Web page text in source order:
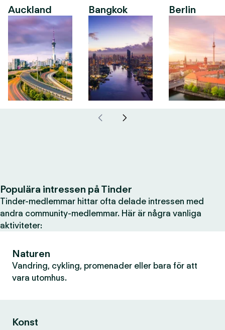
Auckland Bangkok Berlin
Populära intressen på Tinder
Tinder-medlemmar hittar ofta delade intressen med
andra community-medlemmar. Här är några vanliga
aktiviteter:
Naturen
Vandring, cykling, promenader eller bara för att
vara utomhus.
Konst